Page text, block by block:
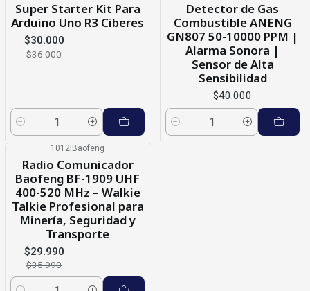
Nuevo
Super Starter Kit Para
Arduino Uno R3 Ciberes
$30.000
$36.000
Cantidad
Detector de Gas
Combustible ANENG
GN807 50-10000 PPM |
Alarma Sonora |
Sensor de Alta
Sensibilidad
$40.000
Cantidad
1012 Baofeng
Radio Comunicador
Baofeng BF-1909 UHF
400-520 MHz – Walkie
Talkie Profesional para
Minería, Seguridad y
Transporte
$29.990
$35.990